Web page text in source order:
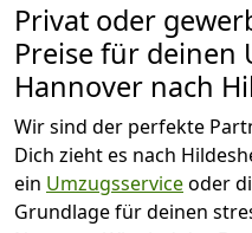
Privat oder
Preise für deinen
Hannover nach
Wir sind der perfekte
Dich zieht es nach
ein Umzugsserviceoder
Grundlage für deinen